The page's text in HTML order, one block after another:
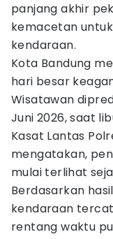
panjang akhir
kemacetan
kendaraan.
Kota Bandung
hari besar
Wisatawan
Juni 2026, saat
Kasat Lantas
mengatakan,
mulai terlihat
Berdasarkan
kendaraan
rentang waktu